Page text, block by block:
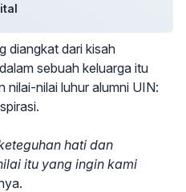
diangkat dari kisah
sebuah keluarga itu
nilai-nilai luhur alumni UIN:
hati dan
itu yang ingin kami